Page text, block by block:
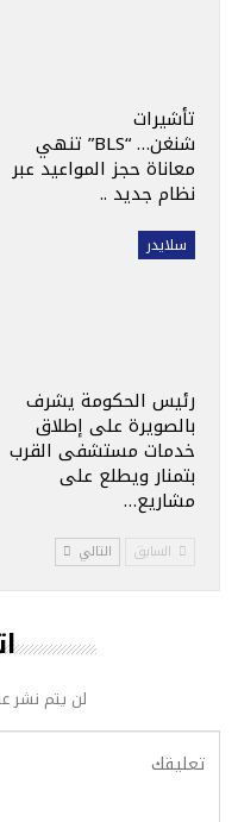
تأشيرات
شنغن… “BLS” تنهي
معاناة حجز المواعيد عبر
نظام جديد ..
سلايدر
رئيس الحكومة يشرف
بالصويرة على إطلاق
خدمات مستشفى القرب
بتمنار ويطلع على
مشاريع…
السابق التالي
لن يتم نشر